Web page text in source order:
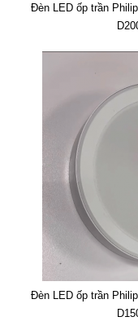
Đèn LED ốp trần
Đèn LED ốp trần